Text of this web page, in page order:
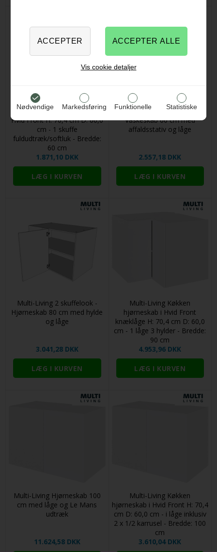
Nødvendige Markedsføring Funktionelle Statistiske
Vis cookie detaljer
Multi-Living Køkken ovnskab i
Hvid Front H: 70,4 cm D: 60,0
cm - 1 skuffe
fuldudtræk/softluk - Bredde:
60 cm
1.871,10 DKK
Multi-Living 2 skuffelook -
Vaskeskab 60 cm med
affaldsstativ og låge
2.557,18 DKK
Multi-Living 2 skuffelook -
Hjørneskab 80 cm med hylde
og låge
3.041,28 DKK
Multi-Living Køkken
hjørneskab i Hvid Front
knæklåge H: 70,4 cm D: 60,0
cm - 1 låge 3 hylder - Bredde:
90 cm
4.953,96 DKK
Multi-Living Hjørneskab 100
cm med låge og Le Mans
udtræk
11.624,58 DKK
Multi-Living Køkken
hjørneskab i Hvid Front H: 70,4
cm D: 60,0 cm - i låge inklusiv
2 x 1/2 karrusel - Bredde: 100
cm
3.610,04 DKK